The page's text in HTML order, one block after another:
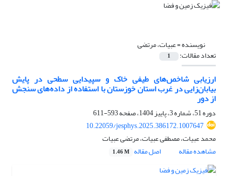
نویسنده =عبیات، مرتضی
تعداد مقالات: 1
ارزیابی شاخص‌های طیفی خاک و سپیدایی سطحی در پایش
بیابان‌زایی در غرب استان خوزستان با استفاده از داده‌های سنجش
از دور
دوره 51، شماره 3، پاییز 1404، صفحه
593-611
10.22059/jesphys.2025.386172.1007647
محمد عبیات، مصطفی عبیات، مرتضی عبیات
مشاهده مقاله
اصل مقاله 1.46 M